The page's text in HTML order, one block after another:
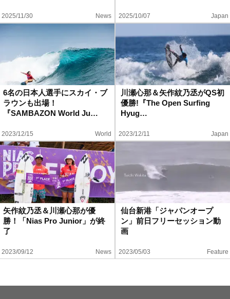
2025/11/30 News 2025/10/07 Japan
6名の日本人選手にスカイ・ブ
ラウンも出場！
『SAMBAZON World Ju…
2023/12/15 World
川瀬心那＆矢作紋乃丞がQS初
優勝!『The Open Surfing
Hyug…
2023/12/11 Japan
矢作紋乃丞＆川瀬心那が優
勝！「Nias Pro Junior」が終
了
2023/09/12 News
仙台新港「ジャパンオープ
ン」前日フリーセッション動
画
2023/05/03 Feature
試合
ハウツー
ホリデースタイル
ウェストジャパン
イベント・リリース